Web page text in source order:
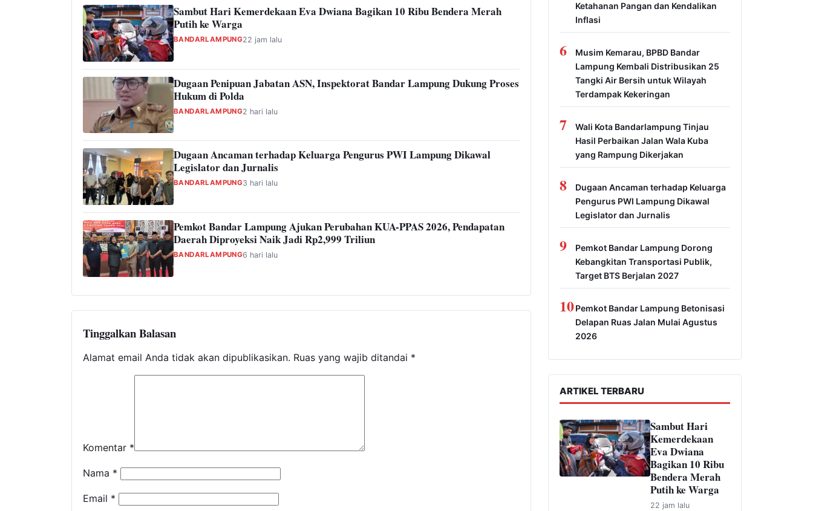
Sambut Hari Kemerdekaan Eva Dwiana Bagikan 10 Ribu Bendera Merah
Putih ke Warga
BANDARLAMPUNG22 jam lalu
Dugaan Penipuan Jabatan ASN, Inspektorat Bandar Lampung Dukung Proses
Hukum di Polda
BANDARLAMPUNG2 hari lalu
Dugaan Ancaman terhadap Keluarga Pengurus PWI Lampung Dikawal
Legislator dan Jurnalis
BANDARLAMPUNG3 hari lalu
Pemkot Bandar Lampung Ajukan Perubahan KUA-PPAS 2026, Pendapatan
Daerah Diproyeksi Naik Jadi Rp2,999 Triliun
BANDARLAMPUNG6 hari lalu
Tinggalkan Balasan
Alamat email Anda tidak akan dipublikasikan. Ruas yang wajib ditandai *
Komentar *
Nama *
Email *
Ketahanan Pangan dan Kendalikan
Inflasi
6
Musim Kemarau, BPBD Bandar
Lampung Kembali Distribusikan 25
Tangki Air Bersih untuk Wilayah
Terdampak Kekeringan
7
Wali Kota Bandarlampung Tinjau
Hasil Perbaikan Jalan Wala Kuba
yang Rampung Dikerjakan
8
Dugaan Ancaman terhadap Keluarga
Pengurus PWI Lampung Dikawal
Legislator dan Jurnalis
9
Pemkot Bandar Lampung Dorong
Kebangkitan Transportasi Publik,
Target BTS Berjalan 2027
10Pemkot Bandar Lampung Betonisasi
Delapan Ruas Jalan Mulai Agustus
2026
ARTIKEL TERBARU
Sambut Hari
Kemerdekaan
Eva Dwiana
Bagikan 10 Ribu
Bendera Merah
Putih ke Warga
22 jam lalu